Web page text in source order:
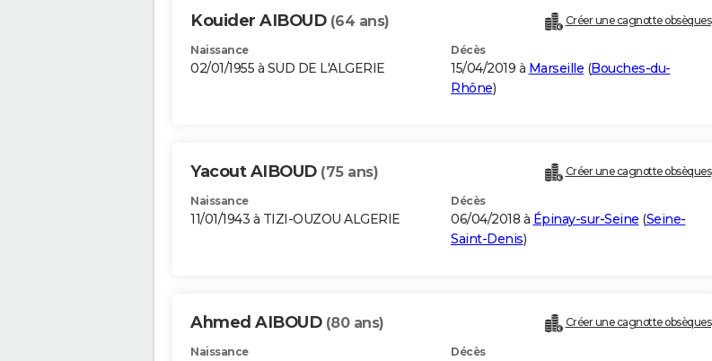
Kouider AIBOUD (64 ans) Créer une cagnotte obsèques
Naissance
02/01/1955 à SUD DE L'ALGERIE
Décès
15/04/2019 à Marseille (Bouches-du-
Rhône)
Yacout AIBOUD (75 ans) Créer une cagnotte obsèques
Naissance
11/01/1943 à TIZI-OUZOU ALGERIE
Décès
06/04/2018 à Épinay-sur-Seine (Seine-
Saint-Denis)
Ahmed AIBOUD (80 ans) Créer une cagnotte obsèques
Naissance Décès